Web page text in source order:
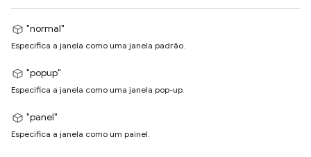
"normal"
Especifica a janela como uma janela padrão.
"popup"
Especifica a janela como uma janela pop-up.
"panel"
Especifica a janela como um painel.